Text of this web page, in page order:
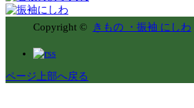
Copyright © きもの ・振袖 にしわ
ページ上部へ戻る